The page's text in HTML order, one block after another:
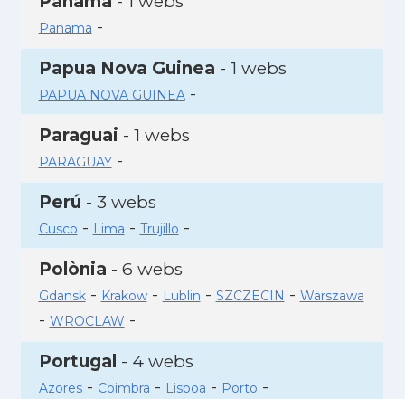
Panama -
Papua Nova Guinea - 1 webs
PAPUA NOVA GUINEA-
Paraguai - 1 webs
PARAGUAY-
Perú - 3 webs
Cusco - Lima - Trujillo -
Polònia - 6 webs
Gdansk- Krakow- Lublin - SZCZECIN - Warszawa
- WROCLAW -
Portugal - 4 webs
Azores- Coimbra - Lisboa - Porto -